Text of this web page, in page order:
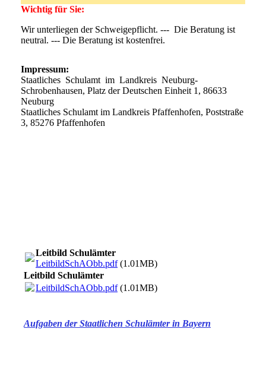
Wichtig für Sie:
Wir unterliegen der Schweigepflicht. --- Die Beratung ist
neutral. --- Die Beratung ist kostenfrei.
Impressum:
Staatliches Schulamt im Landkreis Neuburg-
Schrobenhausen, Platz der Deutschen Einheit 1, 86633
Neuburg
Staatliches Schulamt im Landkreis Pfaffenhofen, Poststraße
3, 85276 Pfaffenhofen
Leitbild Schulämter
LeitbildSchAObb.pdf(1.01MB)
Leitbild Schulämter
LeitbildSchAObb.pdf(1.01MB)
Aufgaben der Staatlichen Schulämter in Bayern